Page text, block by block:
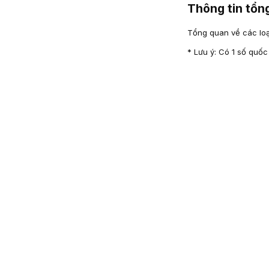
Thông tin
Tổng quan về các
* Lưu ý: Có 1 số